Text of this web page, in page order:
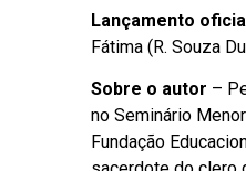
Lançamento
Fátima (R. Souza
Sobre o autor –
no Seminário
Fundação